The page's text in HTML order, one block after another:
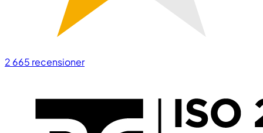
2 665 recensioner